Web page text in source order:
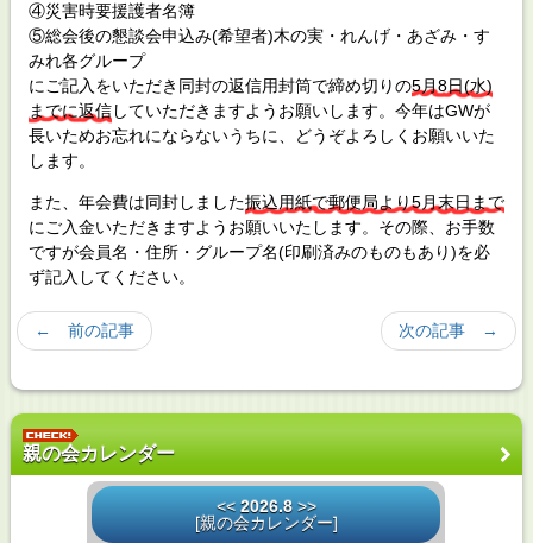
④災害時要援護者名簿
⑤総会後の懇談会申込み(希望者)木の実・れんげ・あざみ・す
みれ各グループ
にご記入をいただき同封の返信用封筒で締め切りの5月8日(水)
までに返信していただきますようお願いします。今年はGWが
長いためお忘れにならないうちに、どうぞよろしくお願いいた
します。
また、年会費は同封しました振込用紙で郵便局より5月末日まで
にご入金いただきますようお願いいたします。その際、お手数
ですが会員名・住所・グループ名(印刷済みのものもあり)を必
ず記入してください。
次の記事 →
← 前の記事
親の会カレンダー
<< 2026.8 >>
[親の会カレンダー]